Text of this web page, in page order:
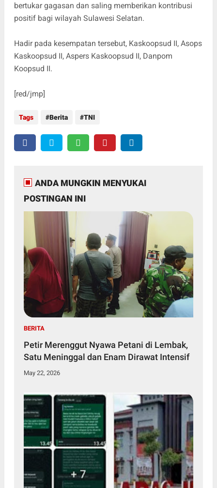
bertukar gagasan dan saling memberikan kontribusi
positif bagi wilayah Sulawesi Selatan.
Hadir pada kesempatan tersebut, Kaskoopsud II, Asops
Kaskoopsud II, Aspers Kaskoopsud II, Danpom
Koopsud II.
[red/jmp]
Tags Berita TNI
ANDA MUNGKIN MENYUKAI
POSTINGAN INI
BERITA
Petir Merenggut Nyawa Petani di Lembak,
Satu Meninggal dan Enam Dirawat Intensif
May 22, 2026